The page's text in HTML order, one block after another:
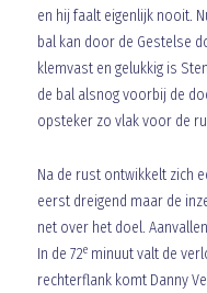
en hij faalt eigenlijk nooit.
bal kan door de Gestelse
klemvast en gelukkig is
de bal alsnog voorbij de
opsteker zo vlak voor de
Na de rust ontwikkelt zich
eerst dreigend maar de
net over het doel.
In de 72eminuut valt de
rechterflank komt Danny